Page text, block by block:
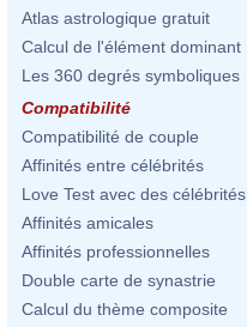
Atlas astrologique gratuit
Calcul de l'élément dominant
Les 360 degrés symboliques
Compatibilité
Compatibilité de couple
Affinités entre célébrités
Love Test avec des célébrités
Affinités amicales
Affinités professionnelles
Double carte de synastrie
Calcul du thème composite